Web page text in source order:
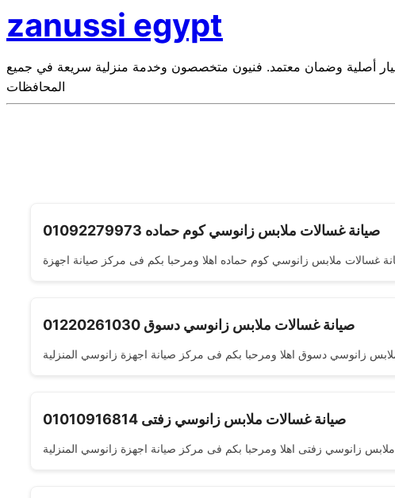
zanussi egypt
غيار أصلية وضمان معتمد. فنيون متخصصون وخدمة منزلية سريعة في جميع
المحافظات
صيانة غسالات ملابس زانوسي كوم حماده 01092279973
صيانة غسالات ملابس زانوسي دسوق 01220261030
صيانة غسالات ملابس زانوسي زفتى 01010916814